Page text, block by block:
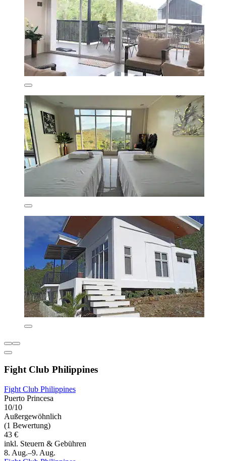
Fight Club Philippines
Fight Club Philippines
Puerto Princesa
10/10
Außergewöhnlich
(1 Bewertung)
43 €
inkl. Steuern & Gebühren
8. Aug.–9. Aug.